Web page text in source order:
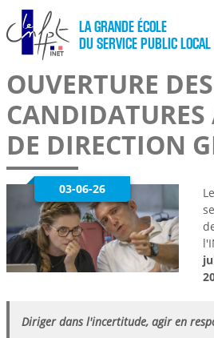
LA GRANDE ÉCOLE
DU SERVICE PUBLIC LOCAL
OUVERTURE DES
CANDIDATURES
DE DIRECTION
03-06-26
Diriger dans l'incertitude, agir en